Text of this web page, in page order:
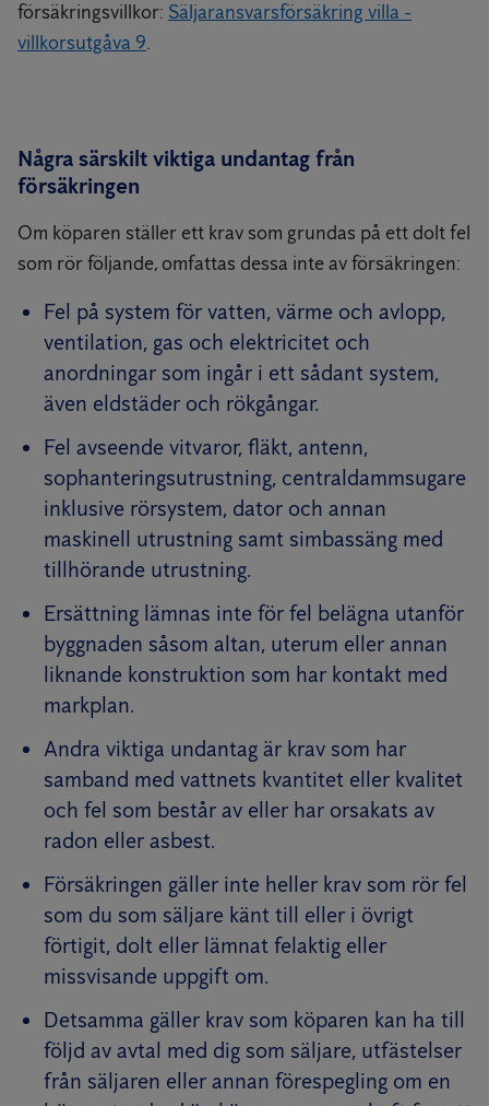
försäkringsvillkor: Säljaransvarsförsäkring villa -
villkorsutgåva 9.
Några särskilt viktiga undantag från
försäkringen
Om köparen ställer ett krav som grundas på ett dolt fel
som rör följande, omfattas dessa inte av försäkringen:
Fel på system för vatten, värme och avlopp,
ventilation, gas och elektricitet och
anordningar som ingår i ett sådant system,
även eldstäder och rökgångar.
Fel avseende vitvaror, fläkt, antenn,
sophanteringsutrustning, centraldammsugare
inklusive rörsystem, dator och annan
maskinell utrustning samt simbassäng med
tillhörande utrustning.
Ersättning lämnas inte för fel belägna utanför
byggnaden såsom altan, uterum eller annan
liknande konstruktion som har kontakt med
markplan.
Andra viktiga undantag är krav som har
samband med vattnets kvantitet eller kvalitet
och fel som består av eller har orsakats av
radon eller asbest.
Försäkringen gäller inte heller krav som rör fel
som du som säljare känt till eller i övrigt
förtigit, dolt eller lämnat felaktig eller
missvisande uppgift om.
Detsamma gäller krav som köparen kan ha till
följd av avtal med dig som säljare, utfästelser
från säljaren eller annan förespegling om en